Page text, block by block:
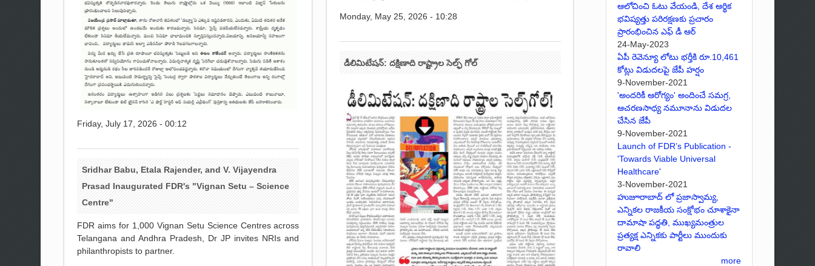
Friday, July 17, 2026 - 00:12
Sridhar Babu, Etala Rajender, and V. Vijayendra
Prasad Inaugurated FDR's "Vignan Setu – Science
Centre"
FDR aims for 1,000 Vignan Setu Science Centres across
Telangana and Andhra Pradesh, Dr JP invites NRIs and
philanthropists to partner.
Monday, May 25, 2026 - 10:28
డీలిమిటేషన్: దక్షిణాది రాష్ట్రాల సెల్ఫ్ గోల్
ఆలోచించి ఓటు వేయండి, దేశ ఆర్థిక
భవిష్యత్తు పరిరక్షణకు ప్రచారం
ప్రారంభించిన ఎఫ్ డీ ఆర్
24-May-2023
ఏపీ రెవెన్యూ లోటు భర్తీకి రూ.10,461
కోట్లు విడుదలపై జేపీ హర్షం
9-November-2021
'అందరికీ ఆరోగ్యం' అందించే సమగ్ర,
ఆచరణసాధ్య నమూనాను విడుదల
చేసిన జేపీ
9-November-2021
Launch of FDR’s Publication -
'Towards Viable Universal
Healthcare'
3-November-2021
హుజూరాబాద్ లో ప్రజాస్వామ్య,
ఎన్నికల రాజకీయ సంక్షోభం చూశాకైనా
దామాషా పద్ధతి, ముఖ్యమంత్రుల
ప్రత్యక్ష ఎన్నికకు పార్టీలు ముందుకు
రావాలి
more